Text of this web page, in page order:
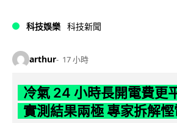
科技娛樂 科技新聞
arthur 17 小時
冷氣 24 小時長開電費更
實測結果兩極 專家拆解